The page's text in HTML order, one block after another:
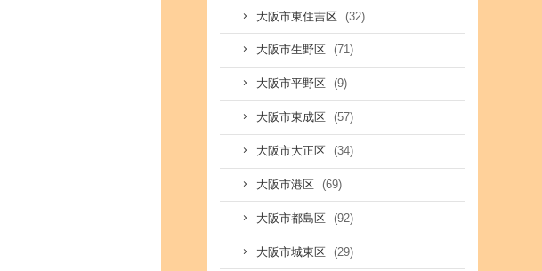
大阪市東住吉区 (32)
大阪市生野区 (71)
大阪市平野区 (9)
大阪市東成区 (57)
大阪市大正区 (34)
大阪市港区 (69)
大阪市都島区 (92)
大阪市城東区 (29)